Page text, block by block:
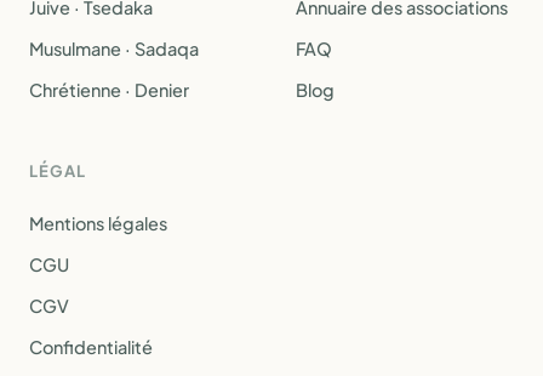
Juive · Tsedaka
Musulmane · Sadaqa
Chrétienne · Denier
Annuaire des associations
FAQ
Blog
LÉGAL
Mentions légales
CGU
CGV
Confidentialité